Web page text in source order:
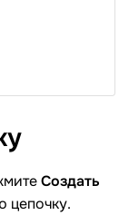
Создать
цепочку.